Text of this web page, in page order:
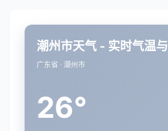
潮州市天气 - 实时气温
广东省 · 潮州市
26°